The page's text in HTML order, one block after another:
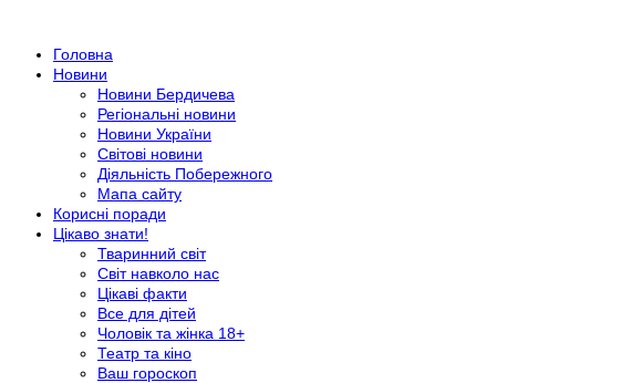
Головна
Новини
Новини Бердичева
Регіональні новини
Новини України
Світові новини
Діяльність Побережного
Мапа сайту
Корисні поради
Цікаво знати!
Тваринний світ
Світ навколо нас
Цікаві факти
Все для дітей
Чоловік та жінка 18+
Театр та кіно
Ваш гороскоп